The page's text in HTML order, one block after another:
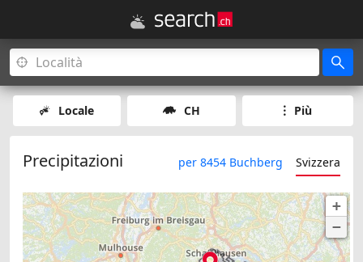
Locale CH Più
Precipitazioni per 8454 Buchberg Svizzera
+
−